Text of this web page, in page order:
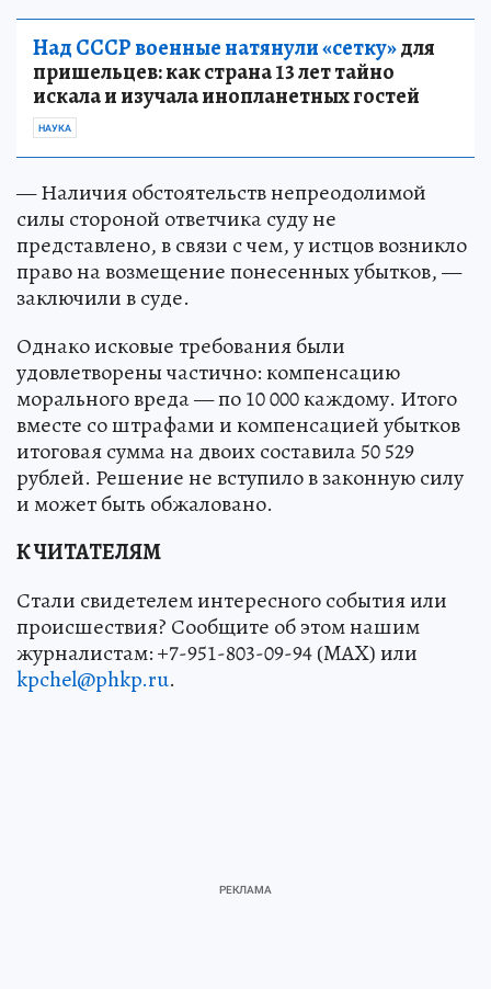
Над СССР военные натянули «сетку»для
пришельцев: как страна 13 лет тайно
искала и изучала инопланетных гостей
НАУКА
— Наличия обстоятельств непреодолимой
силы стороной ответчика суду не
представлено, в связи с чем, у истцов возникло
право на возмещение понесенных убытков, —
заключили в суде.
Однако исковые требования были
удовлетворены частично: компенсацию
морального вреда — по 10 000 каждому. Итого
вместе со штрафами и компенсацией убытков
итоговая сумма на двоих составила 50 529
рублей. Решение не вступило в законную силу
и может быть обжаловано.
К ЧИТАТЕЛЯМ
Стали свидетелем интересного события или
происшествия? Сообщите об этом нашим
журналистам: +7-951-803-09-94 (MAX) или
kpchel@phkp.ru.